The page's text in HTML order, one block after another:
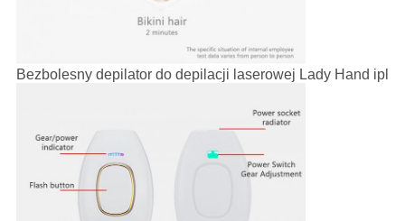
Bezbolesny depilator do depilacji laserowej Lady Hand ipl